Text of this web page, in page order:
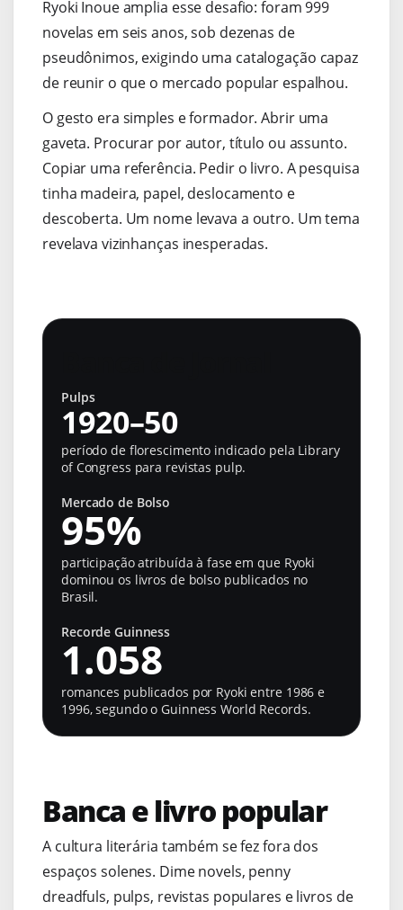
Ryoki Inoue amplia esse desafio: foram 999
novelas em seis anos, sob dezenas de
pseudônimos, exigindo uma catalogação capaz
de reunir o que o mercado popular espalhou.
O gesto era simples e formador. Abrir uma
gaveta. Procurar por autor, título ou assunto.
Copiar uma referência. Pedir o livro. A pesquisa
tinha madeira, papel, deslocamento e
descoberta. Um nome levava a outro. Um tema
revelava vizinhanças inesperadas.
Pulps
1920–50
período de florescimento indicado pela Library
of Congress para revistas pulp.
Mercado de Bolso
95%
participação atribuída à fase em que Ryoki
dominou os livros de bolso publicados no
Brasil.
Recorde Guinness
1.058
romances publicados por Ryoki entre 1986 e
1996, segundo o Guinness World Records.
Banca e livro popular
A cultura literária também se fez fora dos
espaços solenes. Dime novels, penny
dreadfuls, pulps, revistas populares e livros de